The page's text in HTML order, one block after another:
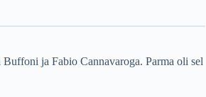
ja Fabio Cannavaroga. Parma oli sel